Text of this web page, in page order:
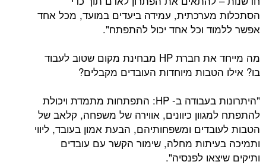
עמידה ביעדים במועד, מכל אחד
וכל אחד יכול להתפתח".
מה מייחד את חברת HP מבחינת מקום שטוב לעבוד
מיוחדות העובדים מקבלים?
"היתרונות בעבודה ב- HP: התפתחות מתמדת ויכולת
כיוונים, אווירה של משפחה, קלאב של
ומשפחותיהם, הבעת אמון בעובד, ליווי
מחלה, שימור הקשר עם עובדים
לפנסיה".